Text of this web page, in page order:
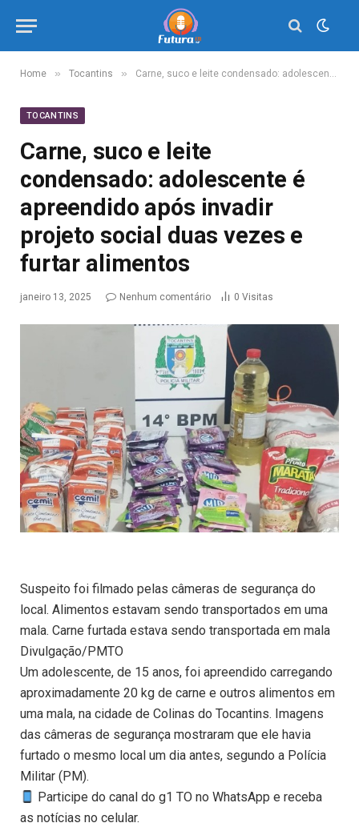
Home » Tocantins » Carne, suco e leite condensado: adolescente é apreendido após invadir projeto social duas vezes e furtar alimentos
TOCANTINS
Carne, suco e leite
condensado: adolescente é
apreendido após invadir
projeto social duas vezes e
furtar alimentos
janeiro 13, 2025 Nenhum comentário 0 Visitas
Suspeito foi filmado pelas câmeras de segurança do
local. Alimentos estavam sendo transportados em uma
mala. Carne furtada estava sendo transportada em mala
Divulgação/PMTO
Um adolescente, de 15 anos, foi apreendido carregando
aproximadamente 20 kg de carne e outros alimentos em
uma mala, na cidade de Colinas do Tocantins. Imagens
das câmeras de segurança mostraram que ele havia
furtado o mesmo local um dia antes, segundo a Polícia
Militar (PM).
Participe do canal do g1 TO no WhatsApp e receba
as notícias no celular.